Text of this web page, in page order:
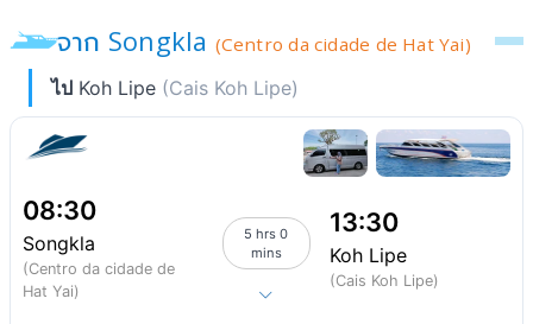
จาก Songkla (Centro da cidade de Hat Yai)
ไป Koh Lipe (Cais Koh Lipe)
08:30
Songkla
(Centro da cidade de
Hat Yai)
5 hrs 0
mins
13:30
Koh Lipe
(Cais Koh Lipe)